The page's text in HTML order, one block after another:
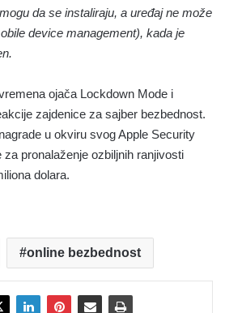
da se instaliraju, a uređaj ne može
device management), kada je
ojača Lockdown Mode i
zajdenice za sajber bezbednost.
u okviru svog Apple Security
pronalaženje ozbiljnih ranjivosti
dolara.
online bezbednost